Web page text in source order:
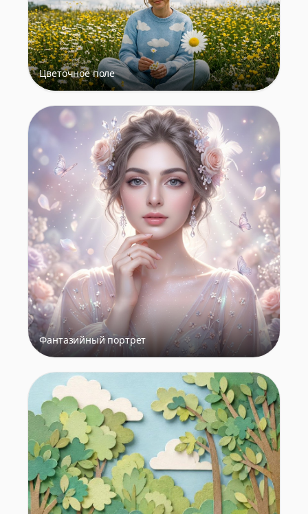
Цветочное поле
Фантазийный портрет